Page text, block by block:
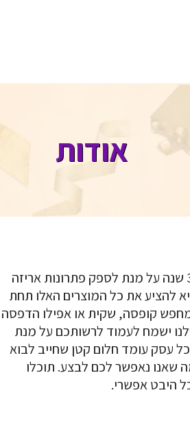
אודות
חברת מרכז האריזות הוקמה לפני למעלה מ-30 שנה על מנת לספק פתרונות אריזה
להציע את כל המוצרים האלו תחת
קופסה, שקית או אפילו הדפסה
ישמח לעמוד לרשותכם על מנת
עסק עומד חלום קטן שחייב לבוא
שאנו נאפשר לכם לבצע. תוכלו
היבט אפשרי.